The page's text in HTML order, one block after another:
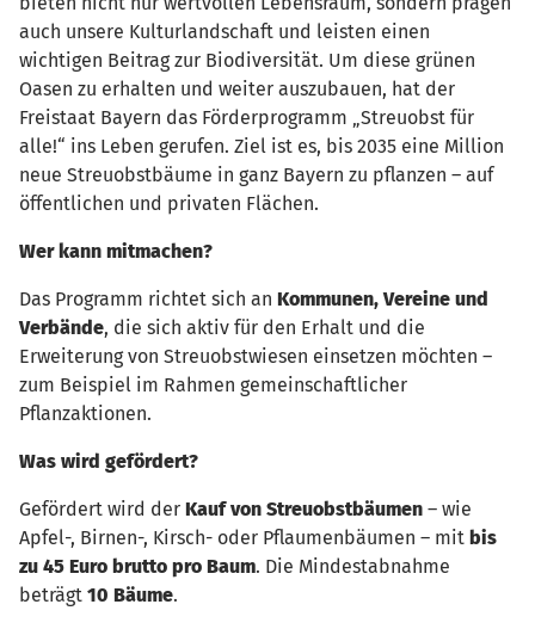
auch unsere Kulturlandschaft und leisten einen
wichtigen Beitrag zur Biodiversität. Um diese grünen
Oasen zu erhalten und weiter auszubauen, hat der
Freistaat Bayern das Förderprogramm „Streuobst für
alle!“ ins Leben gerufen. Ziel ist es, bis 2035 eine Million
neue Streuobstbäume in ganz Bayern zu pflanzen – auf
öffentlichen und privaten Flächen.
Wer kann mitmachen?
Das Programm richtet sich an Kommunen, Vereine und
Verbände, die sich aktiv für den Erhalt und die
Erweiterung von Streuobstwiesen einsetzen möchten –
zum Beispiel im Rahmen gemeinschaftlicher
Pflanzaktionen.
Was wird gefördert?
Gefördert wird der Kauf von Streuobstbäumen – wie
Apfel-, Birnen-, Kirsch- oder Pflaumenbäumen – mit bis
zu 45 Euro brutto pro Baum. Die Mindestabnahme
beträgt 10 Bäume.